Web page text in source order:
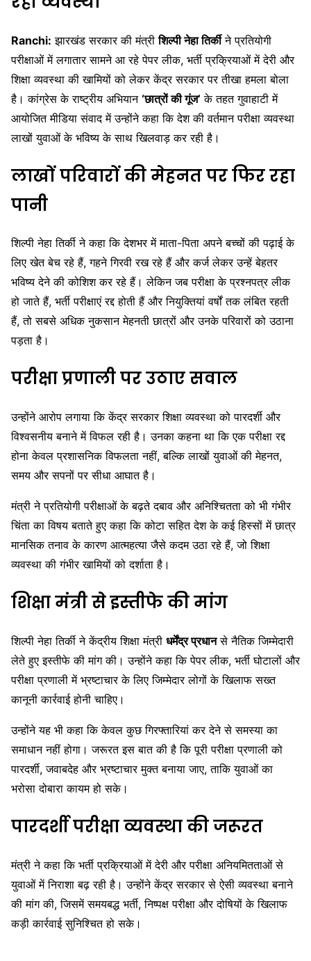
Ranchi: झारखंड सरकार की मंत्रीशिल्पी नेहा तिर्कीने प्रतियोगी
परीक्षाओं में लगातार सामने आ रहे पेपर लीक, भर्ती प्रक्रियाओं में देरी और
शिक्षा व्यवस्था की खामियों को लेकर केंद्र सरकार पर तीखा हमला बोला
है। कांग्रेस के राष्ट्रीय अभियान ‘छात्रों की गूंज’ के तहत गुवाहाटी में
आयोजित मीडिया संवाद में उन्होंने कहा कि देश की वर्तमान परीक्षा व्यवस्था
लाखों युवाओं के भविष्य के साथ खिलवाड़ कर रही है।
लाखों परिवारों की मेहनत पर फिर रहा
पानी
शिल्पी नेहा तिर्की ने कहा कि देशभर में माता-पिता अपने बच्चों की पढ़ाई के
लिए खेत बेच रहे हैं, गहने गिरवी रख रहे हैं और कर्ज लेकर उन्हें बेहतर
भविष्य देने की कोशिश कर रहे हैं। लेकिन जब परीक्षा के प्रश्नपत्र लीक
हो जाते हैं, भर्ती परीक्षाएं रद्द होती हैं और नियुक्तियां वर्षों तक लंबित रहती
हैं, तो सबसे अधिक नुकसान मेहनती छात्रों और उनके परिवारों को उठाना
पड़ता है।
परीक्षा प्रणाली पर उठाए सवाल
उन्होंने आरोप लगाया कि केंद्र सरकार शिक्षा व्यवस्था को पारदर्शी और
विश्वसनीय बनाने में विफल रही है। उनका कहना था कि एक परीक्षा रद्द
होना केवल प्रशासनिक विफलता नहीं, बल्कि लाखों युवाओं की मेहनत,
समय और सपनों पर सीधा आघात है।
मंत्री ने प्रतियोगी परीक्षाओं के बढ़ते दबाव और अनिश्चितता को भी गंभीर
चिंता का विषय बताते हुए कहा कि कोटा सहित देश के कई हिस्सों में छात्र
मानसिक तनाव के कारण आत्महत्या जैसे कदम उठा रहे हैं, जो शिक्षा
व्यवस्था की गंभीर खामियों को दर्शाता है।
शिक्षा मंत्री से इस्तीफे की मांग
शिल्पी नेहा तिर्की ने केंद्रीय शिक्षा मंत्री धर्मेंद्र प्रधानसे नैतिक जिम्मेदारी
लेते हुए इस्तीफे की मांग की। उन्होंने कहा कि पेपर लीक, भर्ती घोटालों और
परीक्षा प्रणाली में भ्रष्टाचार के लिए जिम्मेदार लोगों के खिलाफ सख्त
कानूनी कार्रवाई होनी चाहिए।
उन्होंने यह भी कहा कि केवल कुछ गिरफ्तारियां कर देने से समस्या का
समाधान नहीं होगा। जरूरत इस बात की है कि पूरी परीक्षा प्रणाली को
पारदर्शी, जवाबदेह और भ्रष्टाचार मुक्त बनाया जाए, ताकि युवाओं का
भरोसा दोबारा कायम हो सके।
पारदर्शी परीक्षा व्यवस्था की जरूरत
मंत्री ने कहा कि भर्ती प्रक्रियाओं में देरी और परीक्षा अनियमितताओं से
युवाओं में निराशा बढ़ रही है। उन्होंने केंद्र सरकार से ऐसी व्यवस्था बनाने
की मांग की, जिसमें समयबद्ध भर्ती, निष्पक्ष परीक्षा और दोषियों के खिलाफ
कड़ी कार्रवाई सुनिश्चित हो सके।